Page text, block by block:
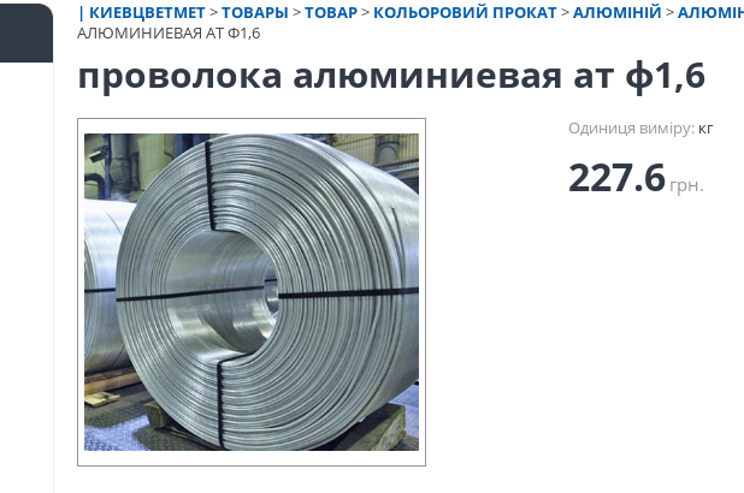
| КИЕВЦВЕТМЕТ>ТОВАРЫ >ТОВАР> КОЛЬОРОВИЙ ПРОКАТ>АЛЮМІНІЙ >
АЛЮМИНИЕВАЯ АТ Ф1,6
проволока алюминиевая ат ф1,6
Одиниця виміру:кг
227.6 грн.